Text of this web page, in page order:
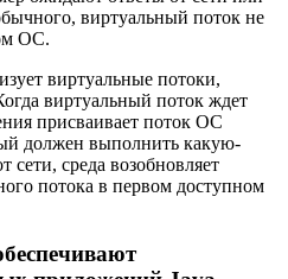
виртуальный поток не
ОС.
виртуальные потоки,
виртуальный поток ждет
присваивает поток ОС
должен выполнить какую-
сети, среда возобновляет
потока в первом доступном